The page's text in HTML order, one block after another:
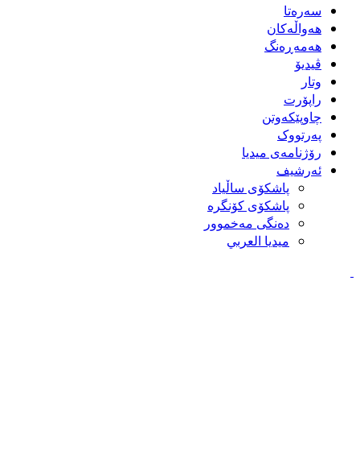
سەرەتا
هەواڵەکان
هەمەڕەنگ
ڤیدیۆ
وتار
راپۆرت
چاوپێکەوتن
پەرتووک
رۆژنامەی میدیا
ئەرشیف
پاشكۆی ساڵیاد
پاشكۆی كۆنگره‌
ده‌نگی مه‌خموور
ميديا العربي